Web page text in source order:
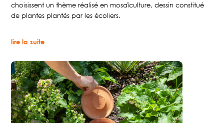
choisissent un thème réalisé en mosaïculture, dessin constitué
de plantes plantés par les écoliers.
lire la suite:
de
la
paix
fait
une
pause
dans
notre
jardin